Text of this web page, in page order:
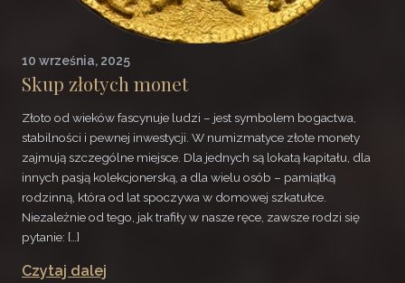
10 września, 2025
Skup złotych monet
Złoto od wieków fascynuje ludzi – jest symbolem bogactwa,
stabilności i pewnej inwestycji. W numizmatyce złote monety
zajmują szczególne miejsce. Dla jednych są lokatą kapitału, dla
innych pasją kolekcjonerską, a dla wielu osób – pamiątką
rodzinną, która od lat spoczywa w domowej szkatułce.
Niezależnie od tego, jak trafiły w nasze ręce, zawsze rodzi się
pytanie: […]
Czytaj dalej